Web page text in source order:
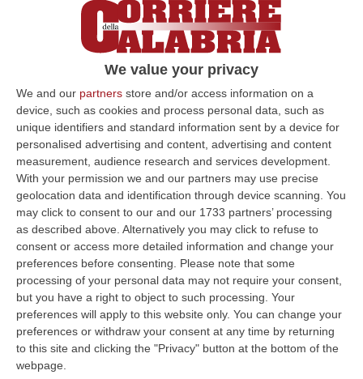
We value your privacy
We and our partners store and/or access information on a
device, such as cookies and process personal data, such as
unique identifiers and standard information sent by a device for
personalised advertising and content, advertising and content
measurement, audience research and services development.
With your permission we and our partners may use precise
geolocation data and identification through device scanning. You
may click to consent to our and our 1733 partners’ processing
as described above. Alternatively you may click to refuse to
consent or access more detailed information and change your
preferences before consenting.
Please note that some
processing of your personal data may not require your consent,
but you have a right to object to such processing. Your
preferences will apply to this website only. You can change your
preferences or withdraw your consent at any time by returning
to this site and clicking the "Privacy" button at the bottom of the
webpage.
Clicca e segui “Corriere della Calabria” su Google News
CORIGLIANO ROSSANO«Nella totale e
indisponente apatia della struttura
commissariale alla sanità calabrese, anche
oggi ci tocca denunciare una emblematica,
incresciosa e pericolosa gestione di paziente
dializzata. Questa volta siamo a Corigliano,
dove neo paziente di 72 anni con comorbilità
pesantissime, appena dimessa dal Policlinico
di Bari dopo un mese di degenza, per
indisponibilità posti rene artificiali e carenza